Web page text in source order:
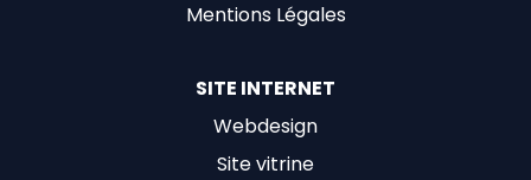
Mentions Légales
SITE INTERNET
Webdesign
Site vitrine